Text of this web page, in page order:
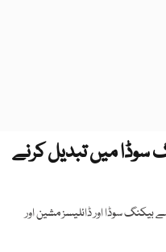
سوڈا میں تبدیل کرنے
بیکنگ سوڈا اور ڈائلیسز مشین اور